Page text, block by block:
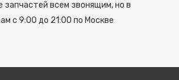
запчастей всем звонящим, но в
с 9:00 до 21:00 по Москве